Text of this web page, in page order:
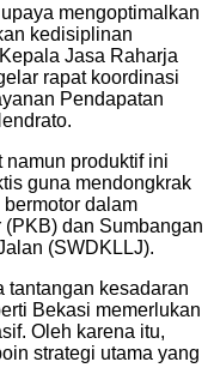
mengoptimalkan
kedisiplinan
Jasa Raharja
rapat koordinasi
Pendapatan
namun produktif ini
guna mendongkrak
dalam
dan Sumbangan
(SWDKLLJ).
tantangan kesadaran
Bekasi memerlukan
Oleh karena itu,
strategi utama yang